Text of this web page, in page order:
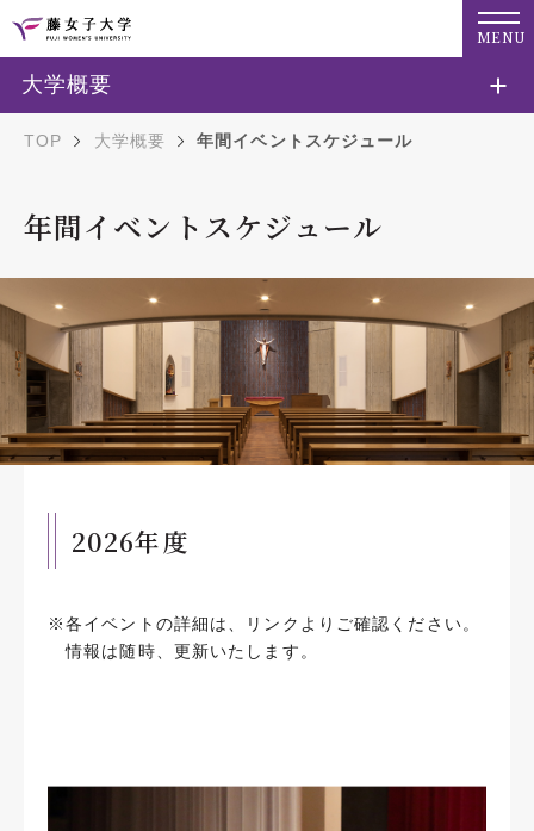
MENU
TOP 大学概要 年間イベントスケジュール
年間イベントスケジュール
2026年度
※各イベントの詳細は、リンクよりご確認ください。
情報は随時、更新いたします。
大学概要